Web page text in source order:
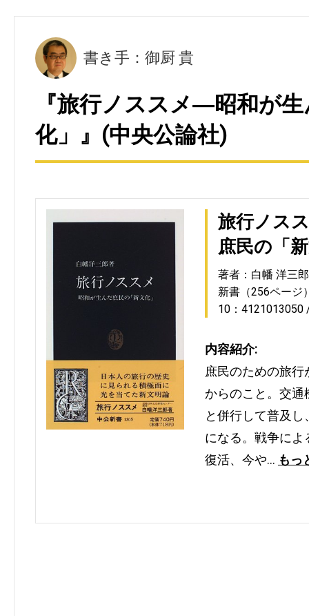
書き手：御厨 貴
『旅行ノススメ―昭和が
化」』(中央公論社)
旅行ノス
庶民の「
著者：白幡 洋三郎
新書（256ページ
10：4121013050
内容紹介:
庶民のための旅
からのこと。交通
と併行して普及
になる。戦争に
復活、今や… もっ